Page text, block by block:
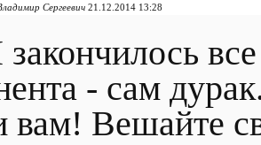
Сергеевич 21.12.2014 13:28
- сам
вам! Вешайте